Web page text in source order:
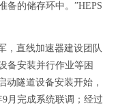
备的储存环中。”HEPS
直线加速器建设团队
备安装并行作业等困
动隧道设备安装开始，
月完成系统联调；经过